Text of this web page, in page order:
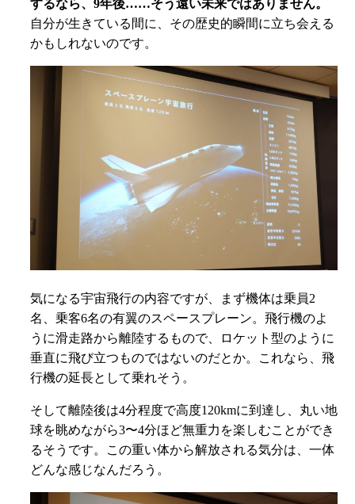
するなら、9年後……そう遠い未来ではありません。
自分が生きている間に、その歴史的瞬間に立ち会える
かもしれないのです。
気になる宇宙飛行の内容ですが、まず機体は乗員2
名、乗客6名の有翼のスペースプレーン。飛行機のよ
うに滑走路から離陸するもので、ロケット型のように
垂直に飛び立つものではないのだとか。これなら、飛
行機の延長として乗れそう。
そして離陸後は4分程度で高度120kmに到達し、丸い地
球を眺めながら3〜4分ほど無重力を楽しむことができ
るそうです。この重い体から解放される気分は、一体
どんな感じなんだろう。